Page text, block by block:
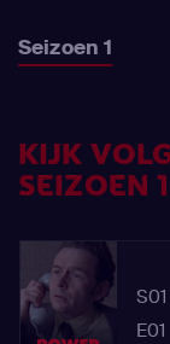
Seizoen 1
KIJK
SEIZOEN 1
S01
E01